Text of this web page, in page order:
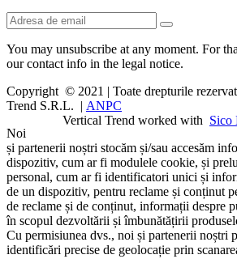
You may unsubscribe at any moment. For
our contact info in the legal notice.
Copyright © 2021 | Toate drepturile
Trend S.R.L. | ANPC
Vertical Trend worked with Sico
Noi
și partenerii noștri stocăm și/sau accesăm
dispozitiv, cum ar fi modulele cookie, și
personal, cum ar fi identificatori unici și
de un dispozitiv, pentru reclame și conținut
de reclame și de conținut, informații despre
în scopul dezvoltării și îmbunătățirii
Cu permisiunea dvs., noi și partenerii noștri
identificări precise de geolocație prin